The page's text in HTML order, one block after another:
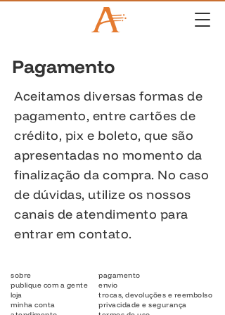
Pagamento
Aceitamos diversas formas de
pagamento, entre cartões de
crédito, pix e boleto, que são
apresentadas no momento da
finalização da compra. No caso
de dúvidas, utilize os nossos
canais de atendimento para
entrar em contato.
sobre
publique com a gente
loja
minha conta
pagamento
envio
trocas, devoluções e reembolso
privacidade e segurança